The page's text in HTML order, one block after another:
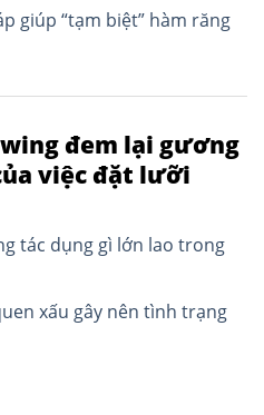
giúp “tạm biệt” hàm răng
đem lại gương
việc đặt lưỡi
tác dụng gì lớn lao trong
xấu gây nên tình trạng